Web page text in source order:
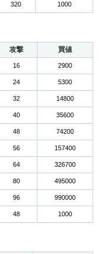
320 1000
攻撃 買値
16 2900
24 5300
32 14800
40 35600
48 74200
56 157400
64 326700
80 495000
96 990000
48 1000